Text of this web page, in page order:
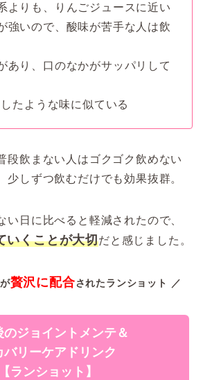
よりも、りんごジュースに近い
強いので、酸味が苦手な人は飲
あり、口のなかがサッパリして
たような味に似ている
段飲まない人はゴクゴク飲めない
少しずつ飲むだけでも効果抜群。
い日に比べると軽減されたので、
いくことが大切だと感じました。
贅沢に配合されたランショット ／
のジョイントメンテ＆
バリーケアドリンク
【ランショット】